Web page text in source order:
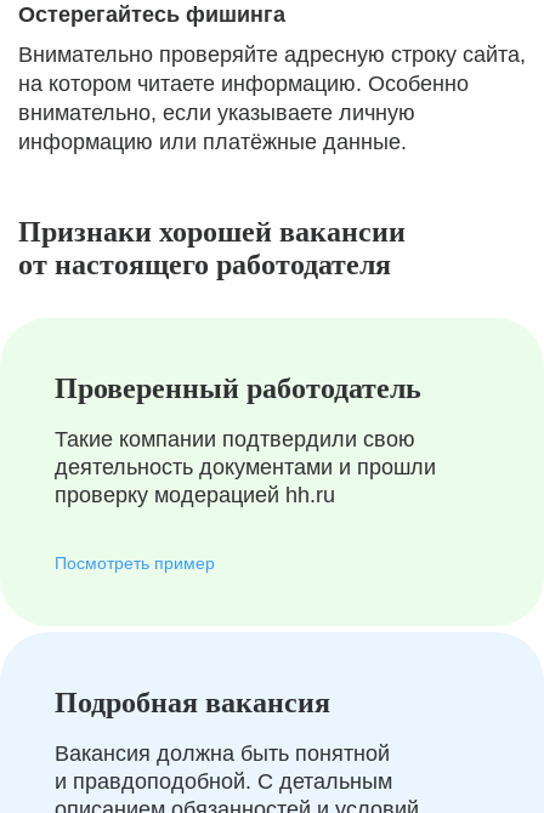
Остерегайтесь фишинга
Внимательно проверяйте адресную строку сайта,
на котором читаете информацию. Особенно
внимательно, если указываете личную
информацию или платёжные данные.
Признаки хорошей вакансии
от настоящего работодателя
Проверенный работодатель
Такие компании подтвердили свою
деятельность документами и прошли
проверку модерацией hh.ru
Посмотреть пример
Подробная вакансия
Вакансия должна быть понятной
и правдоподобной. С детальным